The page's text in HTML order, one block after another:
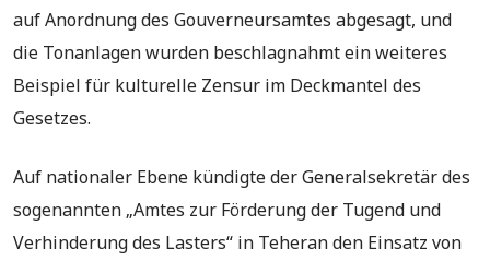
auf Anordnung des Gouverneursamtes abgesagt, und
die Tonanlagen wurden beschlagnahmt ein weiteres
Beispiel für kulturelle Zensur im Deckmantel des
Gesetzes.
Auf nationaler Ebene kündigte der Generalsekretär des
sogenannten „Amtes zur Förderung der Tugend und
Verhinderung des Lasters“ in Teheran den Einsatz von